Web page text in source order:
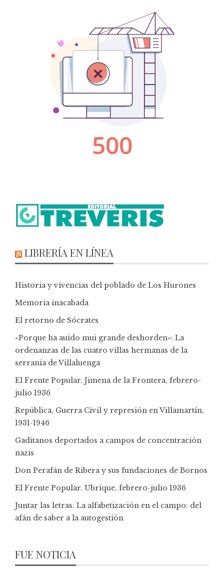
LIBRERÍA EN LÍNEA
Historia y vivencias del poblado de Los Hurones
Memoria inacabada
El retorno de Sócrates
«Porque ha auido mui grande deshorden»: La
ordenanzas de las cuatro villas hermanas de la
serranía de Villaluenga
El Frente Popular. Jimena de la Frontera, febrero-
julio 1936
República, Guerra Civil y represión en Villamartín,
1931-1946
Gaditanos deportados a campos de concentración
nazis
Don Perafán de Ribera y sus fundaciones de Bornos
El Frente Popular. Ubrique, febrero-julio 1936
Juntar las letras. La alfabetización en el campo: del
afán de saber a la autogestión
FUE NOTICIA